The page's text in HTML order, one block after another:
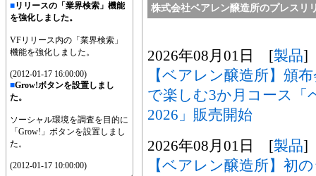
■リリースの「業界検索」機能
を強化しました。
VFリリース内の「業界検索」
機能を強化しました。
(2012-01-17 16:00:00)
■Grow!ボタンを設置しまし
た。
ソーシャル環境を調査を目的に
「Grow!」ボタンを設置しまし
た。
(2012-01-17 10:00:00)
株式会社ベアレン醸造所のプレスリ
2026年08月01日 [製品]
【ベアレン醸造所】頒
で楽しむ3か月コース
2026」販売開始
2026年08月01日 [製品]
【ベアレン醸造所】初